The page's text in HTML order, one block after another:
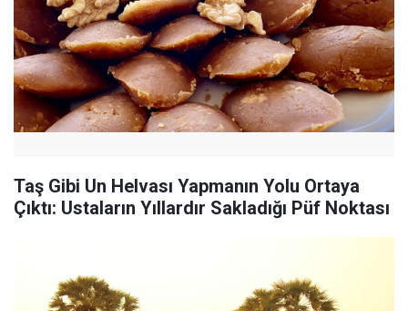
Taş Gibi Un Helvası Yapmanın Yolu Ortaya
Çıktı: Ustaların Yıllardır Sakladığı Püf Noktası